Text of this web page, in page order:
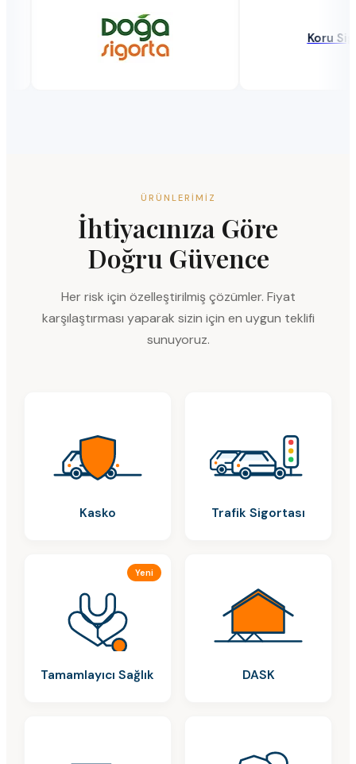
Koru
ÜRÜNLERIMIZ
İhtiyacınıza Göre
Doğru Güvence
Her risk için özelleştirilmiş çözümler. Fiyat
karşılaştırması yaparak sizin için en uygun teklifi
sunuyoruz.
Kasko Trafik Sigortası
Yeni
Tamamlayıcı Sağlık DASK